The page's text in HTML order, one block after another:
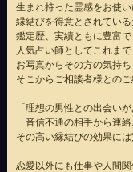
生まれ持った霊感をお使
縁結びを得意とされている
鑑定歴、実績ともに豊富
人気占い師としてこれま
お写真からその方の気持
そこからご相談者様とのご
「理想の男性との出会い
「音信不通の相手から連
その高い縁結びの効果には
恋愛以外にも仕事や人間